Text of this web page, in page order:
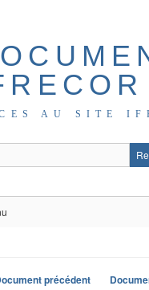
AU SITE
précédent